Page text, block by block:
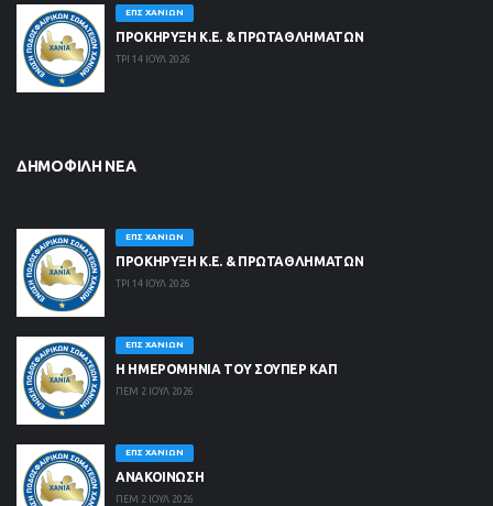
ΕΠΣ ΧΑΝΊΩΝ
ΠΡΟΚΗΡΥΞΗ Κ.Ε. & ΠΡΩΤΑΘΛΗΜΑΤΩΝ
ΤΡΙ 14 ΙΟΥΛ 2026
ΔΗΜΟΦΙΛΉ ΝΈΑ
ΕΠΣ ΧΑΝΊΩΝ
ΠΡΟΚΗΡΥΞΗ Κ.Ε. & ΠΡΩΤΑΘΛΗΜΑΤΩΝ
ΤΡΙ 14 ΙΟΥΛ 2026
ΕΠΣ ΧΑΝΊΩΝ
Η ΗΜΕΡΟΜΗΝΙΑ ΤΟΥ ΣΟΥΠΕΡ ΚΑΠ
ΠΕΜ 2 ΙΟΥΛ 2026
ΕΠΣ ΧΑΝΊΩΝ
ΑΝΑΚΟΙΝΩΣΗ
ΠΕΜ 2 ΙΟΥΛ 2026